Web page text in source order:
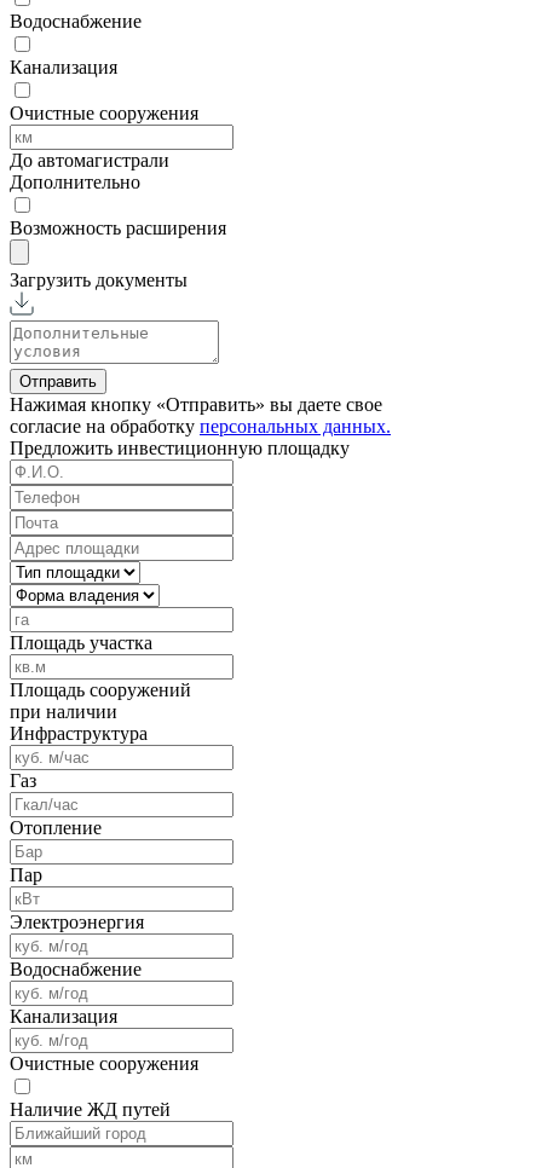
Водоснабжение
Канализация
Очистные сооружения
До автомагистрали
Дополнительно
Возможность расширения
Загрузить документы
Отправить
Нажимая кнопку «Отправить» вы даете свое
согласие на обработку персональных данных.
Предложить инвестиционную площадку
Площадь участка
Площадь сооружений
при наличии
Инфраструктура
Газ
Отопление
Пар
Электроэнергия
Водоснабжение
Канализация
Очистные сооружения
Наличие ЖД путей